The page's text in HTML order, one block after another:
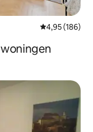
Gemiddelde
4,95 (186)